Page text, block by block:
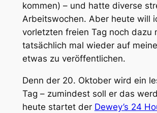
kommen) – und hatte diverse
Arbeitswochen. Aber heute will
vorletzten freien Tag noch dazu
tatsächlich mal wieder auf
etwas zu veröffentlichen.
Denn der 20. Oktober wird ein
Tag – zumindest soll er das
heute startet der Dewey’s 24